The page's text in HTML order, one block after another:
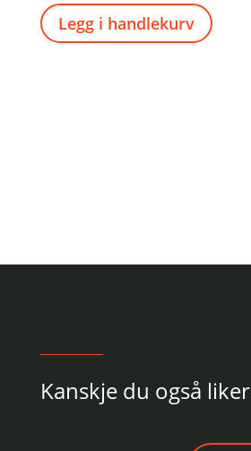
Legg i handlekurv
Kanskje du også liker